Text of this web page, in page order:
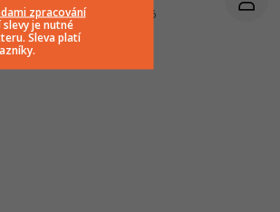
7.8.2026
zpracování
je nutné
Sleva platí